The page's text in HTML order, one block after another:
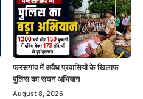
फरसगांव में अवैध प्रवासियों के खिलाफ
पुलिस का सघन अभियान
August 8, 2026